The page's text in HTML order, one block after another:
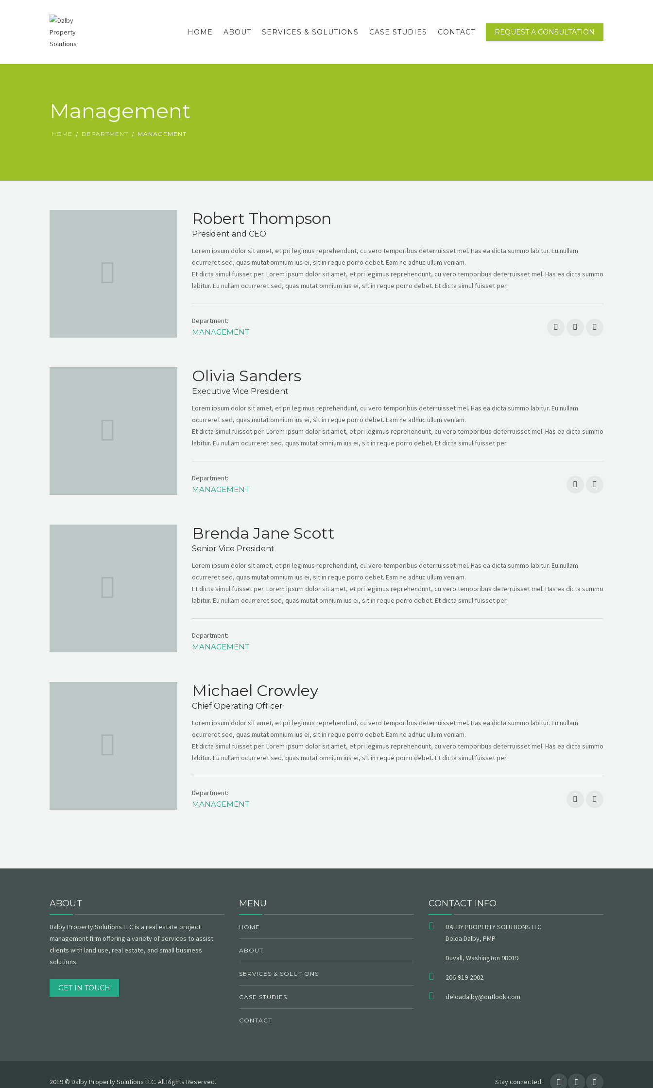
HOME ABOUT SERVICES & SOLUTIONS CASE STUDIES CONTACT REQUEST A CONSULTATION
Management
HOME DEPARTMENT MANAGEMENT
Robert Thompson
President and CEO
Lorem ipsum dolor sit amet, et pri legimus reprehendunt, cu vero temporibus deterruisset mel. Has ea dicta summo labitur. Eu nullam
ocurreret sed, quas mutat omnium ius ei, sit in reque porro debet. Eam ne adhuc ullum veniam.
Et dicta simul fuisset per. Lorem ipsum dolor sit amet, et pri legimus reprehendunt, cu vero temporibus deterruisset mel. Has ea dicta summo
labitur. Eu nullam ocurreret sed, quas mutat omnium ius ei, sit in reque porro debet. Et dicta simul fuisset per.
Department:
MANAGEMENT
Olivia Sanders
Executive Vice President
Lorem ipsum dolor sit amet, et pri legimus reprehendunt, cu vero temporibus deterruisset mel. Has ea dicta summo labitur. Eu nullam
ocurreret sed, quas mutat omnium ius ei, sit in reque porro debet. Eam ne adhuc ullum veniam.
Et dicta simul fuisset per. Lorem ipsum dolor sit amet, et pri legimus reprehendunt, cu vero temporibus deterruisset mel. Has ea dicta summo
labitur. Eu nullam ocurreret sed, quas mutat omnium ius ei, sit in reque porro debet. Et dicta simul fuisset per.
Department:
MANAGEMENT
Brenda Jane Scott
Senior Vice President
Lorem ipsum dolor sit amet, et pri legimus reprehendunt, cu vero temporibus deterruisset mel. Has ea dicta summo labitur. Eu nullam
ocurreret sed, quas mutat omnium ius ei, sit in reque porro debet. Eam ne adhuc ullum veniam.
Et dicta simul fuisset per. Lorem ipsum dolor sit amet, et pri legimus reprehendunt, cu vero temporibus deterruisset mel. Has ea dicta summo
labitur. Eu nullam ocurreret sed, quas mutat omnium ius ei, sit in reque porro debet. Et dicta simul fuisset per.
Department:
MANAGEMENT
Michael Crowley
Chief Operating Officer
Lorem ipsum dolor sit amet, et pri legimus reprehendunt, cu vero temporibus deterruisset mel. Has ea dicta summo labitur. Eu nullam
ocurreret sed, quas mutat omnium ius ei, sit in reque porro debet. Eam ne adhuc ullum veniam.
Et dicta simul fuisset per. Lorem ipsum dolor sit amet, et pri legimus reprehendunt, cu vero temporibus deterruisset mel. Has ea dicta summo
labitur. Eu nullam ocurreret sed, quas mutat omnium ius ei, sit in reque porro debet. Et dicta simul fuisset per.
Department:
MANAGEMENT
ABOUT
Dalby Property Solutions LLC is a real estate project
management firm offering a variety of services to assist
clients with land use, real estate, and small business
solutions.
GET IN TOUCH
MENU
HOME
ABOUT
SERVICES & SOLUTIONS
CASE STUDIES
CONTACT
CONTACT INFO
DALBY PROPERTY SOLUTIONS LLC
Deloa Dalby, PMP
Duvall, Washington 98019
206-919-2002
deloadalby@outlook.com
2019 © Dalby Property Solutions LLC. All Rights Reserved. Stay connected: